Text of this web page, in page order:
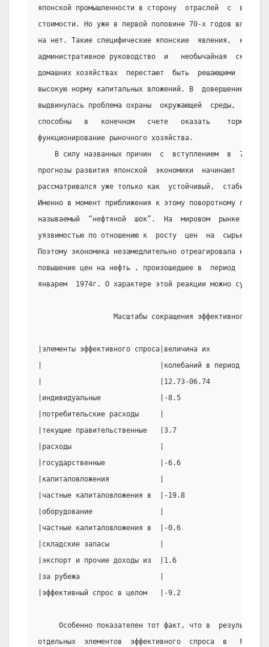
японской промышленности в сторону  отраслей  с
стоимости. Но уже в первой половине 70-х годов
на нет. Такие специфические японские  явления,  как
административное руководство  и   необычайная
домашних хозяйствах  перестают  быть  решающими
высокую норму капитальных вложений. В  довершение
выдвинулась проблема охраны  окружающей  среды,
способны   в   конечном   счете   оказать
функционирование рыночного хозяйства.
В силу названных причин  с  вступлением  в  70-е
прогнозы развития японской  экономики  начинают
рассматривался уже только как  устойчивый,  стабильно
Именно в момент приближения к этому поворотному
называемый  “нефтяной  шок”.  На  мировом  рынке
уязвимостью по отношению к  росту  цен  на  сырьевые
Поэтому экономика незамедлительно отреагировала на
повышение цен на нефть , произошедшее в  период
январем  1974г. О характере этой реакции можно судить
Масштабы сокращения эффективного
|элементы эффективного спроса|величина их
|                            |колебаний в период
|                            |12.73-06.74         |
|индивидуальные              |-8.5
|потребительские расходы     |
|текущие правительственные   |3.7
|расходы                     |                    |
|государственные             |-6.6
|капиталовложения            |
|частные капиталовложения в  |-19.8
|оборудование                |                    |
|частные капиталовложения в  |-0.6
|складские запасы            |
|экспорт и прочие доходы из  |1.6
|за рубежа                   |                    |
|эффективный спрос в целом   |-9.2
Особенно показателен тот факт, что в  результате
отдельных  элементов  эффективного  спроса  в